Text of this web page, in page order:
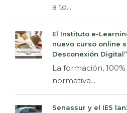
a to...
El Instituto e-
nuevo curso online
Desconexión Digital”
La formación,
normativa...
Senassur y el IES